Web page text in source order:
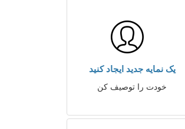
یک نمایه جدید ایجاد کنید
خودت را توصیف کن